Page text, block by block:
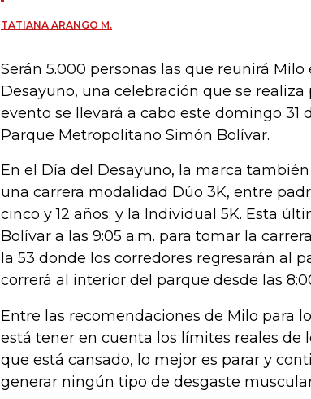
TATIANA ARANGO M.
Serán 5.000 personas las que reunirá
Desayuno, una celebración que se realiza
evento se llevará a cabo este domingo 31
Parque Metropolitano Simón Bolívar.
En el Día del Desayuno, la marca
una carrera modalidad Dúo 3K, entre
cinco y 12 años; y la Individual 5K. Esta
Bolívar a las 9:05 a.m. para tomar la
la 53 donde los corredores regresarán al
correrá al interior del parque desde las
Entre las recomendaciones de Milo para
está tener en cuenta los límites reales de
que está cansado, lo mejor es parar y
generar ningún tipo de desgaste